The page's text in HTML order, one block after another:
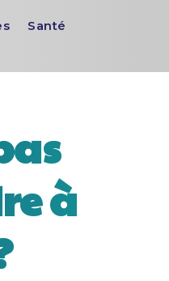
Santé
à